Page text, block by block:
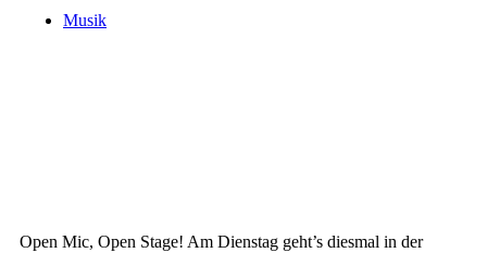
Musik
Open Mic, Open Stage! Am Dienstag geht’s diesmal in der